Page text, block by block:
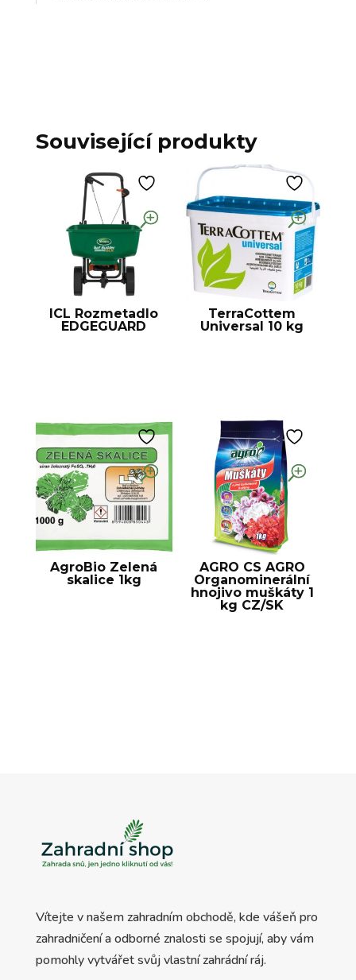
Související produkty
ICL Rozmetadlo
EDGEGUARD
TerraCottem
Universal 10 kg
AgroBio Zelená
skalice 1kg
AGRO CS AGRO
Organominerální
hnojivo muškáty 1
kg CZ/SK
Vítejte v našem zahradním obchodě, kde vášeň pro
zahradničení a odborné znalosti se spojují, aby vám
pomohly vytvářet svůj vlastní zahrádní ráj.